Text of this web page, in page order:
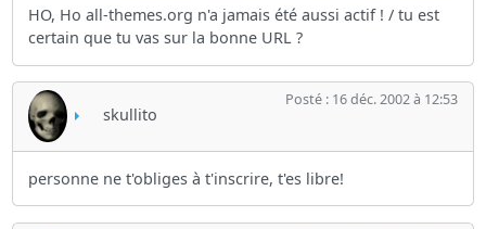
HO, Ho all-themes.org n'a jamais été aussi actif ! / tu est
certain que tu vas sur la bonne URL ?
skullito
Posté : 16 déc. 2002 à 12:53
personne ne t'obliges à t'inscrire, t'es libre!